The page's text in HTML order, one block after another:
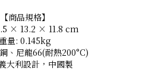
【商品規格】
× 13.2 × 11.8 cm
重量: 0.145kg
、尼龍66(耐熱200°C)
大利設計，中國製